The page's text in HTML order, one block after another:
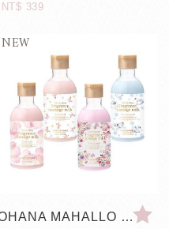
NT$ 339
OHANA MAHALLO 小金緻SPA按摩乳 全身乳液